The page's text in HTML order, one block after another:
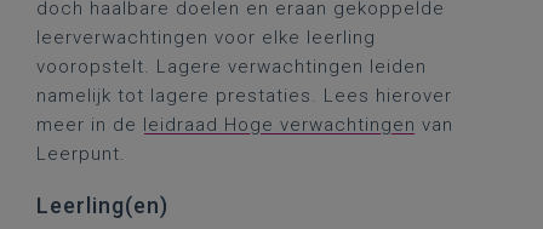
doch haalbare doelen en eraan gekoppelde
leerverwachtingen voor elke leerling
vooropstelt. Lagere verwachtingen leiden
namelijk tot lagere prestaties. Lees hierover
meer in de leidraad Hoge verwachtingen van
Leerpunt.
Leerling(en)